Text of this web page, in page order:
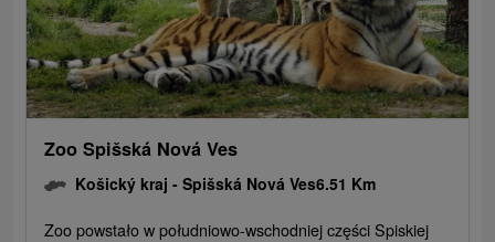
Zoo Spišská Nová Ves
Košický kraj -Spišská Nová Ves6.51 Km
Zoo powstało w południowo-wschodniej części Spiskiej